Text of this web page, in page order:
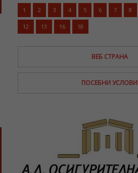
1 2 3 4 5 6 7 8
12 13 16 18
ВЕБ СТРАНА
ПОСЕБНИ УСЛОВИ